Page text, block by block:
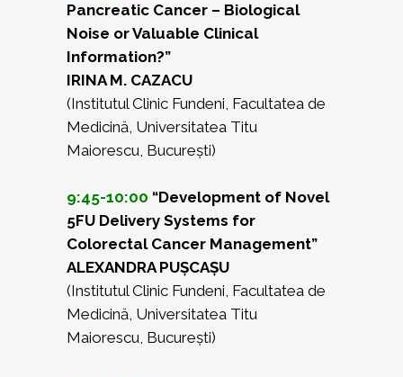
Pancreatic Cancer – Biological
Noise or Valuable Clinical
Information?”
IRINA M. CAZACU
(Institutul Clinic Fundeni, Facultatea de
Medicină, Universitatea Titu
Maiorescu, București)
9:45-10:00 “Development of Novel
5FU Delivery Systems for
Colorectal Cancer Management”
ALEXANDRA PUȘCAȘU
(Institutul Clinic Fundeni, Facultatea de
Medicină, Universitatea Titu
Maiorescu, București)